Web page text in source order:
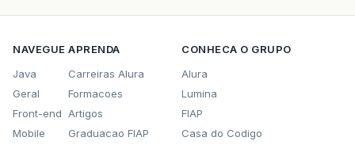
NAVEGUE
Java
Geral
Front-end
Mobile
APRENDA
Carreiras Alura
Formacoes
Artigos
Graduacao FIAP
CONHECA O GRUPO
Alura
Lumina
FIAP
Casa do Codigo